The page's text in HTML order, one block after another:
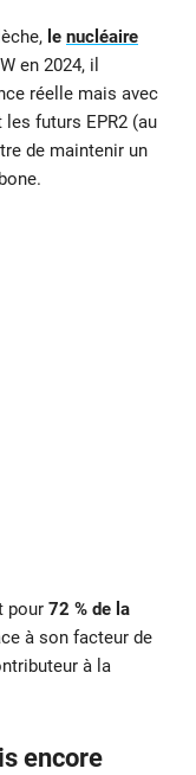
le nucléaire
en 2024, il
réelle mais avec
les futurs EPR2 (au
de maintenir un
pour 72 % de la
à son facteur de
à la
encore